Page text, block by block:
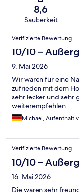
8,6
Sauberkeit
Bewertungen
Verifizierte Bewertung
10/10 –
9. Mai 2026
Wir waren für eine
zufrieden mit dem
sehr lecker und sehr
weiterempfehlen
Michael, Aufenthalt
Verifizierte Bewertung
10/10 –
16. Mai 2026
Die waren sehr